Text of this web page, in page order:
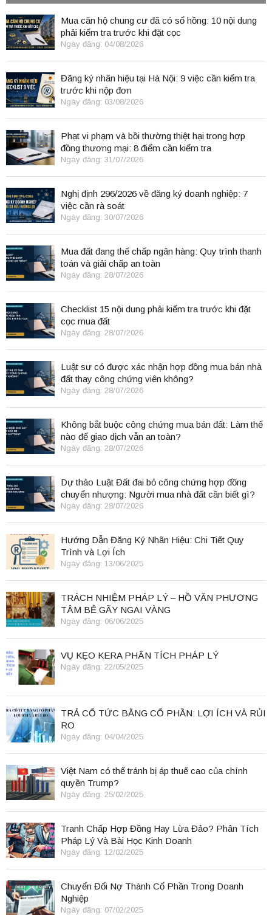
Mua căn hộ chung cư đã có sổ hồng: 10 nội dung
phải kiểm tra trước khi đặt cọc
Ngày đăng: 04/08/2026
Đăng ký nhãn hiệu tại Hà Nội: 9 việc cần kiểm tra
trước khi nộp đơn
Ngày đăng: 03/08/2026
Phạt vi phạm và bồi thường thiệt hại trong hợp
đồng thương mại: 8 điểm cần kiểm tra
Ngày đăng: 31/07/2026
Nghị định 296/2026 về đăng ký doanh nghiệp: 7
việc cần rà soát
Ngày đăng: 30/07/2026
Mua đất đang thế chấp ngân hàng: Quy trình thanh
toán và giải chấp an toàn
Ngày đăng: 28/07/2026
Checklist 15 nội dung phải kiểm tra trước khi đặt
cọc mua đất
Ngày đăng: 28/07/2026
Luật sư có được xác nhận hợp đồng mua bán nhà
đất thay công chứng viên không?
Ngày đăng: 28/07/2026
Không bắt buộc công chứng mua bán đất: Làm thế
nào để giao dịch vẫn an toàn?
Ngày đăng: 28/07/2026
Dự thảo Luật Đất đai bỏ công chứng hợp đồng
chuyển nhượng: Người mua nhà đất cần biết gì?
Ngày đăng: 28/07/2026
Hướng Dẫn Đăng Ký Nhãn Hiệu: Chi Tiết Quy
Trình và Lợi Ích
Ngày đăng: 13/06/2025
TRÁCH NHIỆM PHÁP LÝ – HỒ VĂN PHƯƠNG
TÂM BẺ GÃY NGAI VÀNG
Ngày đăng: 06/06/2025
VỤ KẸO KERA PHÂN TÍCH PHÁP LÝ
Ngày đăng: 22/05/2025
TRẢ CỔ TỨC BẰNG CỔ PHẦN: LỢI ÍCH VÀ RỦI
RO
Ngày đăng: 04/04/2025
Việt Nam có thể tránh bị áp thuế cao của chính
quyền Trump?
Ngày đăng: 25/02/2025
Tranh Chấp Hợp Đồng Hay Lừa Đảo? Phân Tích
Pháp Lý Và Bài Học Kinh Doanh
Ngày đăng: 12/02/2025
Chuyển Đổi Nợ Thành Cổ Phần Trong Doanh
Nghiệp
Ngày đăng: 07/02/2025